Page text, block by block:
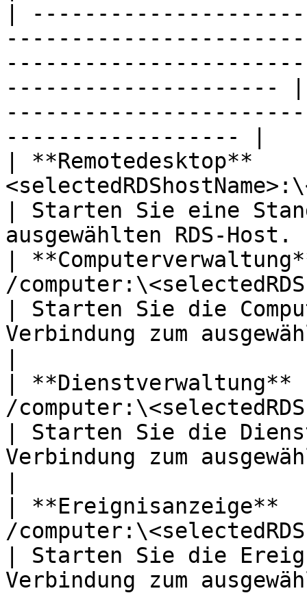
|
---------------------
------------------ |
| **Remotedesktop**
| Starten Sie eine
ausgewählten
|
/
| Starten Sie die
Verbindung zum
|
/
| Starten Sie die
Verbindung zum
| **Ereignisanzeige**
/
| Starten Sie die
Verbindung zum